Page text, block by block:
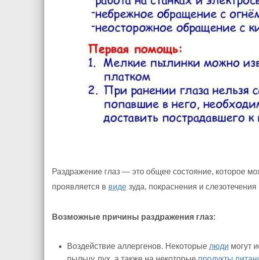
Раздражение глаз — это общее состояние, которое
проявляется в видезуда, покраснения и слезотечения
Возможные причины раздражения глаз:
Воздействие аллергенов. Некоторые люди могут